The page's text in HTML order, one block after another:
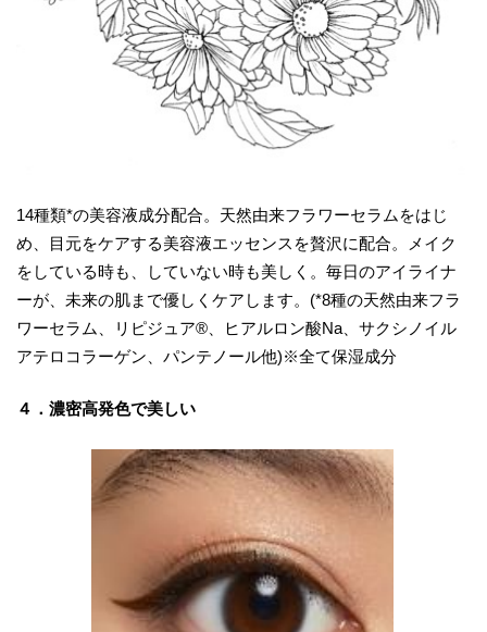
14種類*の美容液成分配合。天然由来フラワーセラムをはじ
め、目元をケアする美容液エッセンスを贅沢に配合。メイク
をしている時も、していない時も美しく。毎日のアイライナ
ーが、未来の肌まで優しくケアします。(*8種の天然由来フラ
ワーセラム、リピジュア®、ヒアルロン酸Na、サクシノイル
アテロコラーゲン、パンテノール他)※全て保湿成分
４．濃密高発色で美しい